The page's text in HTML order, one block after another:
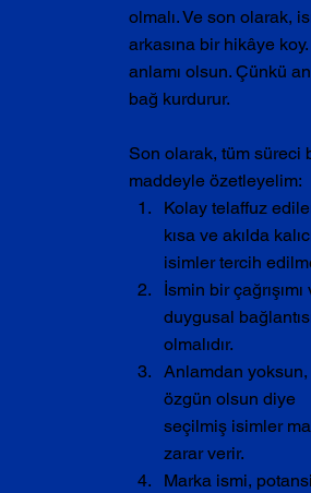
olmalı. Ve son olarak,
arkasına bir hikâye
anlamı olsun. Çünkü
bağ kurdurur.
Son olarak, tüm süreci
maddeyle özetleyelim:
Kolay telaffuz
kısa ve akılda
isimler tercih
İsmin bir çağrışımı
duygusal
olmalıdır.
Anlamdan yoksun,
özgün olsun diye
seçilmiş isimler
zarar verir.
Marka ismi,